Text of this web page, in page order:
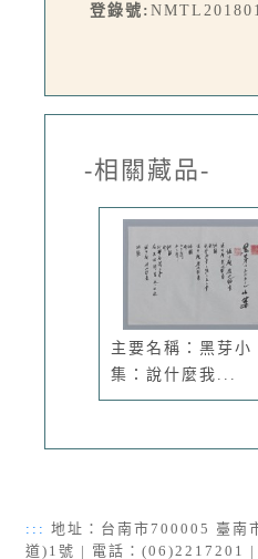
登錄號:
-相關藏品-
主要名稱：黑芽小
集：說什麼我...
::: 地址：台南市700005 臺南
道)1號 | 電話：(06)2217201